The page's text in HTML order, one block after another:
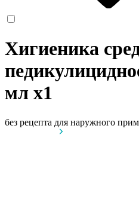
Хигиеника
мл x1
без рецепта для наружного